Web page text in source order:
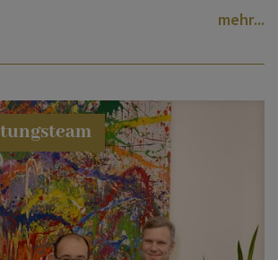
& DOWNLOADS
– DIE ZEITSCHRIFT
mehr